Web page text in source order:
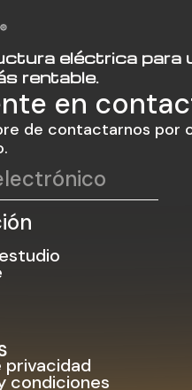
eléctrica para
rentable.
en
de contactarnos por
privacidad
condiciones